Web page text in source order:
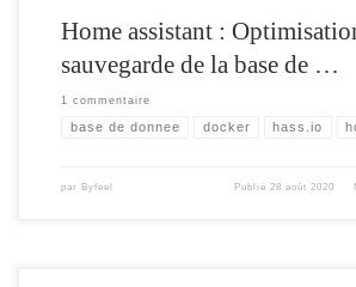
Home assistant :
sauvegarde de la base de …
1 commentaire
base de donnee docker hass.io
par Byfeel Publié28 août 2020